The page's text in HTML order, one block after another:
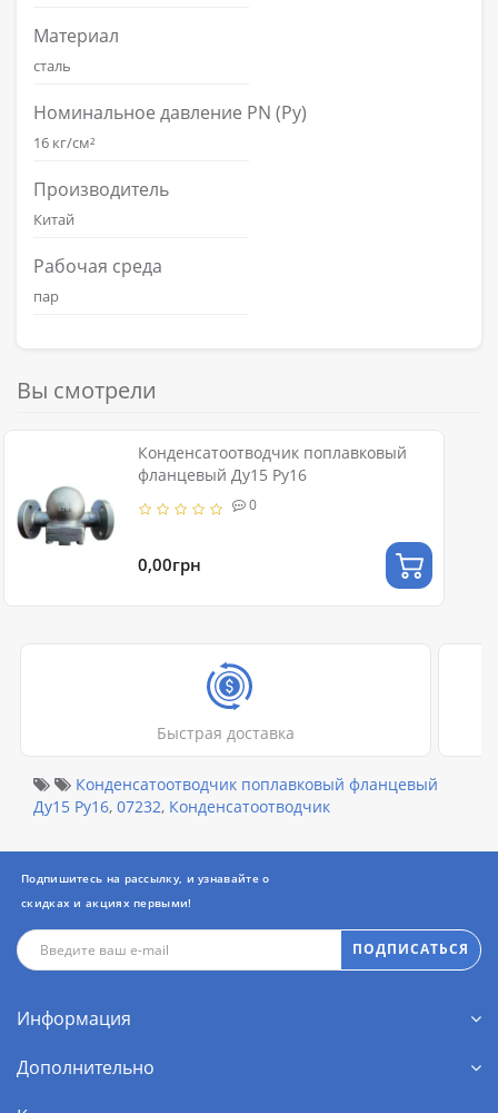
Материал
сталь
Номинальное давление PN (Ру)
16 кг/см²
Производитель
Китай
Рабочая среда
пар
Вы смотрели
Конденсатоотводчик поплавковый
фланцевый Ду15 Ру16
0
0,00грн
Быстрая доставка
Конденсатоотводчик поплавковый фланцевый
Ду15 Ру16, 07232, Конденсатоотводчик
Подпишитесь на рассылку, и узнавайте о
скидках и акциях первыми!
ПОДПИСАТЬСЯ
Информация
Дополнительно